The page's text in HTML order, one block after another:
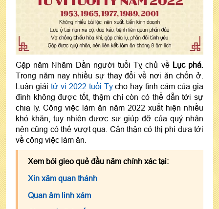
Gặp năm Nhâm Dần người tuổi Tỵ chủ về Lục phá
Trong năm nay nhiều sự thay đổi về nơi ăn chốn ở.
Luận giải tử vi 2022 tuổi Tỵcho hay tình cảm của gia
đình không được tốt, thậm chí còn có thể dẫn tới sự
chia ly. Công việc làm ăn năm 2022 xuất hiện nhiều
khó khăn, tuy nhiên được sự giúp đỡ của quý nhân
nên cũng có thể vượt qua. Cẩn thận có thị phi đưa tới
về công việc làm ăn.
Xem bói gieo quẻ đầu năm chính xác tại:
Xin xăm quan thánh
Quan âm linh xám